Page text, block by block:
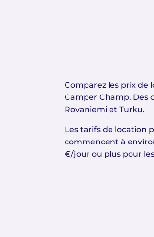
Comparez les prix de
Camper Champ. Des
Rovaniemi et Turku.
Les tarifs de location
commencent à
€/jour ou plus pour